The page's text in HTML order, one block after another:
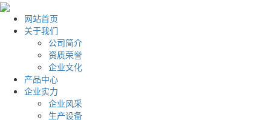
网站首页
关于我们
公司简介
资质荣誉
企业文化
产品中心
企业实力
企业风采
生产设备